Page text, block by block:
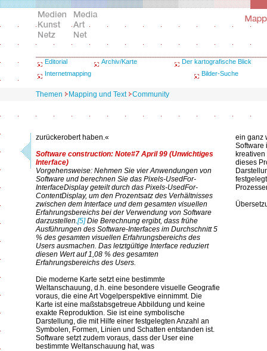
Editorial Archiv/Karte
Der kartografische Blick
Internetmapping
Bilder-Suche
Themen Mapping und Text Community
zurückerobert haben.«
Software construction: Note#7 April 99 (Unwichtiges
Interface)
Vorgehensweise: Nehmen Sie vier Anwendungen von
Software und berechnen Sie das Pixels-UsedFor-
InterfaceDisplay geteilt durch das Pixels-UsedFor-
ContentDisplay, um den Prozentsatz des Verhältnisses
zwischen dem Interface und dem gesamten visuellen
Erfahrungsbereichs bei der Verwendung von Software
darzustellen.[5]Die Berechnung ergibt, dass frühe
Ausführungen des Software-Interfaces im Durchschnitt 5
% des gesamten visuellen Erfahrungsbereichs des
Users ausmachen. Das letztgültige Interface reduziert
diesen Wert auf 1,08 % des gesamten
Erfahrungsbereichs des Users.
Die moderne Karte setzt eine bestimmte
Weltanschauung, d.h. eine besondere visuelle Geografie
voraus, die eine Art Vogelperspektive einnimmt. Die
Karte ist eine maßstabsgetreue Abbildung und keine
exakte Reproduktion. Sie ist eine symbolische
Darstellung, die mit Hilfe einer festgelegten Anzahl an
Symbolen, Formen, Linien und Schatten entstanden ist.
Software setzt zudem voraus, dass der User eine
bestimmte Weltanschauung hat, was
ein ganz
Software
dieses